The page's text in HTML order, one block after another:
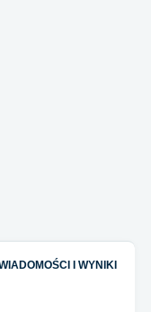
I WYNIKI